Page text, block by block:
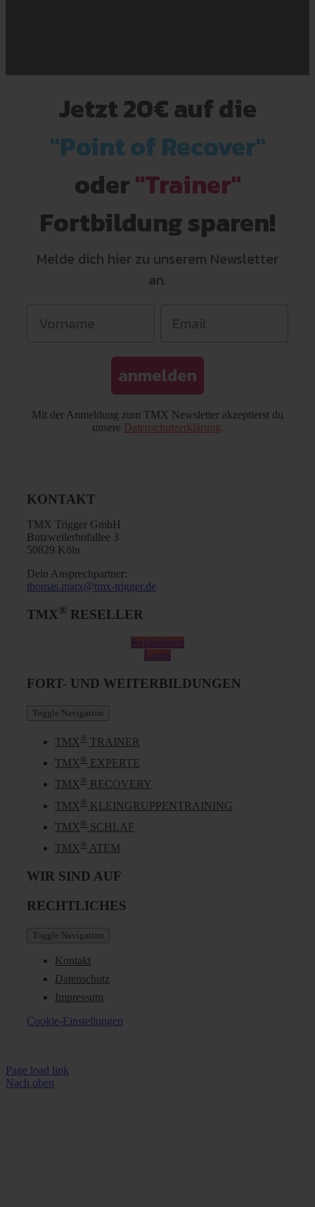
Jetzt 20€ aufdie
"Point of Recover"
oder"Trainer"
Fortbildung sparen!
Melde dich hier zu unserem Newsletter
an.
anmelden
Mit der Anmeldung zum TMX Newsletter akzeptierst du
unsere Datenschutzerklärung.
KONTAKT
TMX Trigger GmbH
Butzweilerhofallee 3
50829 Köln
Dein Ansprechpartner:
thomas.marx@tmx-trigger.de
TMX® RESELLER
Registrieren
Login
FORT- UND WEITERBILDUNGEN
Toggle Navigation
TMX ®TRAINER
TMX ®EXPERTE
TMX ®RECOVERY
TMX ®KLEINGRUPPENTRAINING
TMX ®SCHLAF
TMX ®ATEM
WIR SIND AUF
RECHTLICHES
Toggle Navigation
Kontakt
Datenschutz
Impressum
Cookie-Einstellungen
Page load link
Nach oben